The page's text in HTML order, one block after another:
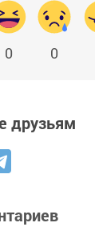
0 0
друзьям